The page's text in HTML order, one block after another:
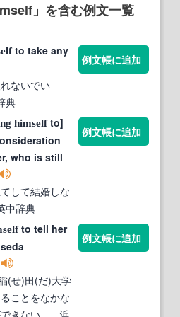
」を含む例文一覧
to take any
ないでい
典
例文帳に追加
himselfto]
who is still
して結婚しな
中辞典
例文帳に追加
to tell her
(せ)田(だ)大学
ことをなかな
きない。
- 浜
例文帳に追加